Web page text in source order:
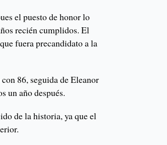
el puesto de honor lo
recién cumplidos. El
fuera precandidato a la
86, seguida de Eleanor
un año después.
de la historia, ya que el